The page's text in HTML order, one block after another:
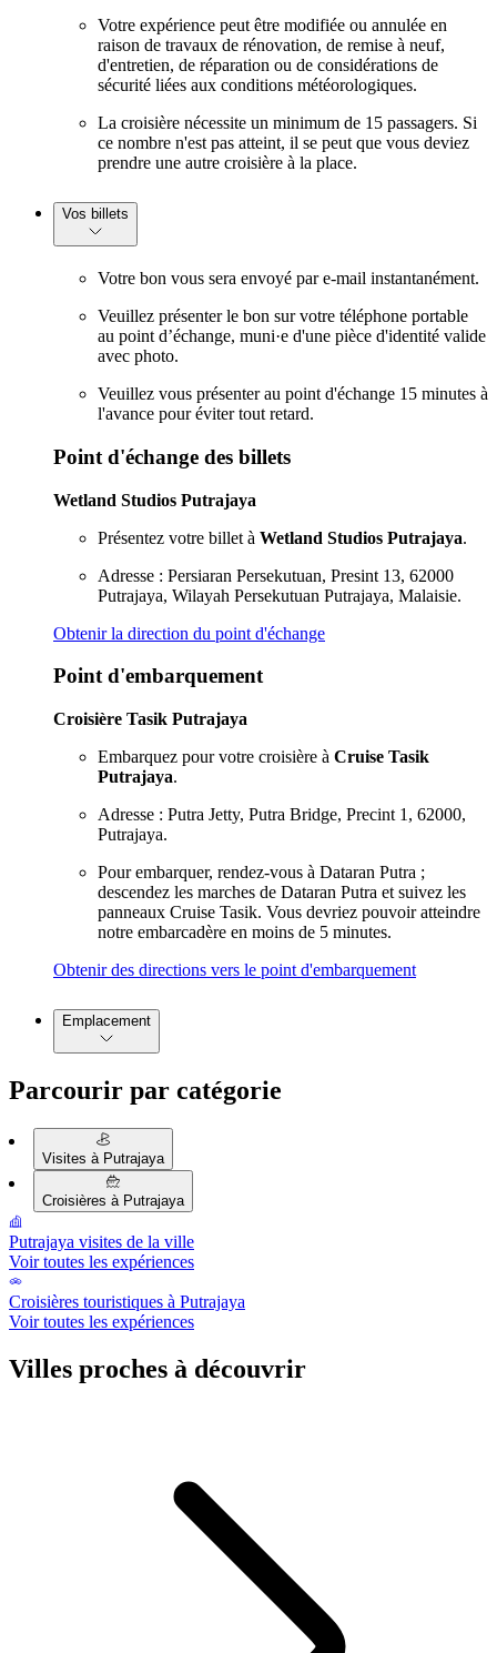
Votre expérience peut être modifiée ou annulée en
raison de travaux de rénovation, de remise à neuf,
d'entretien, de réparation ou de considérations de
sécurité liées aux conditions météorologiques.
La croisière nécessite un minimum de 15 passagers. Si
ce nombre n'est pas atteint, il se peut que vous deviez
prendre une autre croisière à la place.
Vos billets
Votre bon vous sera envoyé par e-mail instantanément.
Veuillez présenter le bon sur votre téléphone portable
au point d’échange, muni·e d'une pièce d'identité valide
avec photo.
Veuillez vous présenter au point d'échange 15 minutes à
l'avance pour éviter tout retard.
Point d'échange des billets
Wetland Studios Putrajaya
Présentez votre billet à Wetland Studios Putrajaya.
Adresse : Persiaran Persekutuan, Presint 13, 62000
Putrajaya, Wilayah Persekutuan Putrajaya, Malaisie.
Obtenir la direction du point d'échange
Point d'embarquement
Croisière Tasik Putrajaya
Embarquez pour votre croisière à Cruise Tasik
Putrajaya.
Adresse : Putra Jetty, Putra Bridge, Precint 1, 62000,
Putrajaya.
Pour embarquer, rendez-vous à Dataran Putra ;
descendez les marches de Dataran Putra et suivez les
panneaux Cruise Tasik. Vous devriez pouvoir atteindre
notre embarcadère en moins de 5 minutes.
Obtenir des directions vers le point d'embarquement
Emplacement
Parcourir par catégorie
Visites à Putrajaya
Croisières à Putrajaya
Putrajaya visites de la ville
Voir toutes les expériences
Croisières touristiques à Putrajaya
Voir toutes les expériences
Villes proches à découvrir